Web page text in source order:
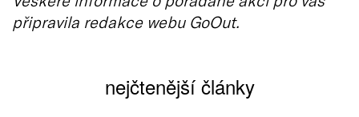
připravila redakce webu GoOut.
nejčtenější články